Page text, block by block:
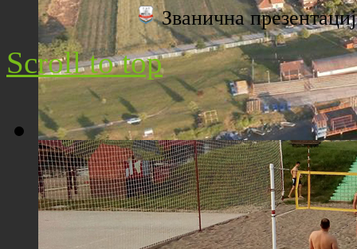
Плажа "Топољар" - Поглед из ваздуха
Званична
Scroll to top